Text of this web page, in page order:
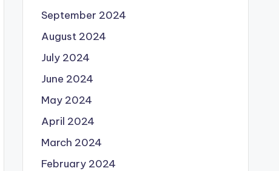
September 2024
August 2024
July 2024
June 2024
May 2024
April 2024
March 2024
February 2024